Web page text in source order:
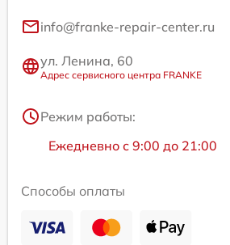
info@franke-repair-center.ru
ул. Ленина, 60
Адрес сервисного центра FRANKE
Режим работы:
Ежедневно с 9:00 до 21:00
Способы оплаты